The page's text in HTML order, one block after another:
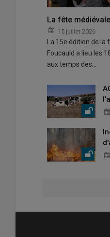
La fête
15 juillet 2026
La 15e édition de la
Foucauld a lieu les
aux temps des…